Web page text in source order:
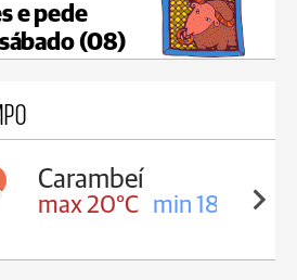
e pede
(08)
Carambeí
max 20°C min 18°C